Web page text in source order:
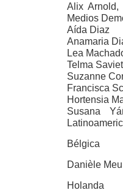
Alix
Medios
Aída Diaz
Anamaria
Lea
Telma
Suzanne
Francisca
Hortensia
Susana
Bélgica
Danièle
Holanda